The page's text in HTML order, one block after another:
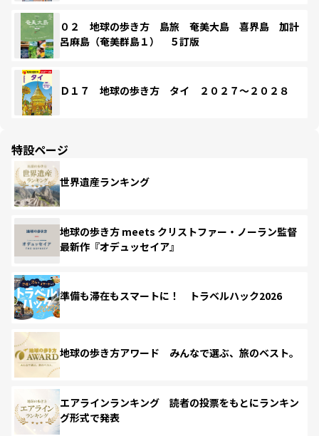
０２ 地球の歩き方 島旅 奄美大島 喜界島 加計
呂麻島（奄美群島１） ５訂版
Ｄ１７ 地球の歩き方 タイ ２０２７～２０２８
特設ページ
世界遺産ランキング
地球の歩き方 meets クリストファー・ノーラン監督
最新作『オデュッセイア』
準備も滞在もスマートに！ トラベルハック2026
地球の歩き方アワード みんなで選ぶ、旅のベスト。
エアラインランキング 読者の投票をもとにランキン
グ形式で発表